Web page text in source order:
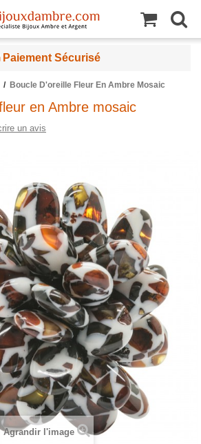
Paiement Sécurisé
Boucle D'oreille Fleur En Ambre Mosaic
en Ambre mosaic
un avis
Agrandir l'image